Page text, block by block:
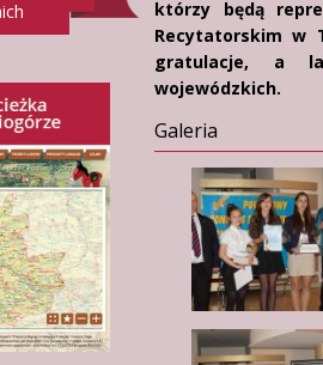
którzy będą
Recytatorskim w
gratulacje, a
wojewódzkich.
Galeria